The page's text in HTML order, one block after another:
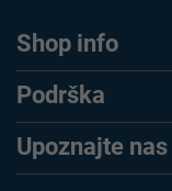
Shop info
Podrška
Upoznajte nas